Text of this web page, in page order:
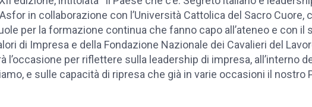
in collaborazione con l’Università Cattolica del Sacro Cuore,
per la formazione continua che fanno capo all’ateneo e con
di Impresa e della Fondazione Nazionale dei Cavalieri del
l’occasione per riflettere sulla leadership di impresa, all’interno
e sulle capacità di ripresa che già in varie occasioni il nostro